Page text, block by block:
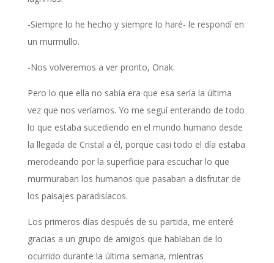
-Siempre lo he hecho y siempre lo haré- le respondí en
un murmullo.
-Nos volveremos a ver pronto, Onak.
Pero lo que ella no sabía era que esa sería la última
vez que nos veríamos. Yo me seguí enterando de todo
lo que estaba sucediendo en el mundo humano desde
la llegada de Cristal a él, porque casi todo el día estaba
merodeando por la superficie para escuchar lo que
murmuraban los humanos que pasaban a disfrutar de
los paisajes paradisíacos.
Los primeros días después de su partida, me enteré
gracias a un grupo de amigos que hablaban de lo
ocurrido durante la última semana, mientras